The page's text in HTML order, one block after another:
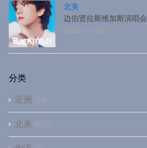
北美
边伯贤拉斯维加斯演唱会
2025-11-23
分类
亚洲 53
北美 425